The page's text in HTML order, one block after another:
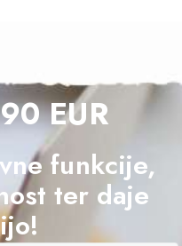
EUR
funkcije,
ter daje